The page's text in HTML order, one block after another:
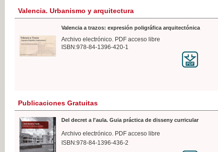
Valencia. Urbanismo y arquitectura
Valencia a trazos: expresión poligráfica arquitectónica
Archivo electrónico. PDF acceso libre
ISBN:978-84-1396-420-1
Publicaciones Gratuitas
Del decret a l'aula. Guia práctica de disseny curricular
Archivo electrónico. PDF acceso libre
ISBN:978-84-1396-436-2